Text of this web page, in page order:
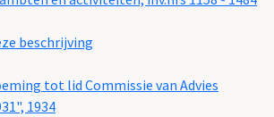
beschrijving
tot lid Commissie van Advies
1934